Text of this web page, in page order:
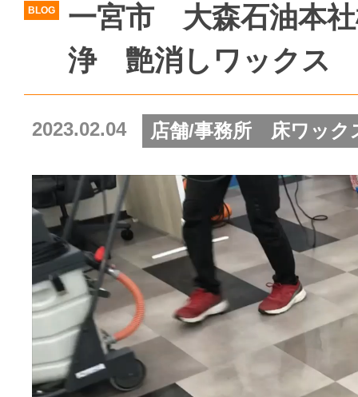
一宮市 大森石油本
浄 艶消しワックス
BLOG
2023.02.04 店舗/事務所 床ワック
動
画
プ
レ